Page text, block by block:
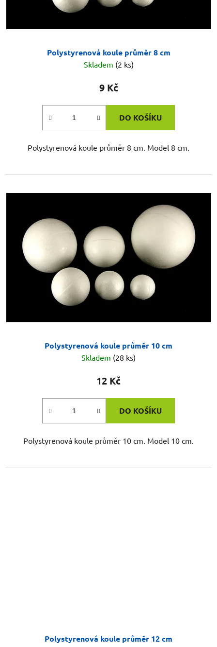
Polystyrenová koule průměr 8 cm
Skladem (2 ks)
9 Kč
DO KOŠÍKU
Polystyrenová koule průměr 8 cm. Model 8 cm.
Polystyrenová koule průměr 10 cm
Skladem (28 ks)
12 Kč
DO KOŠÍKU
Polystyrenová koule průměr 10 cm. Model 10 cm.
Polystyrenová koule průměr 12 cm